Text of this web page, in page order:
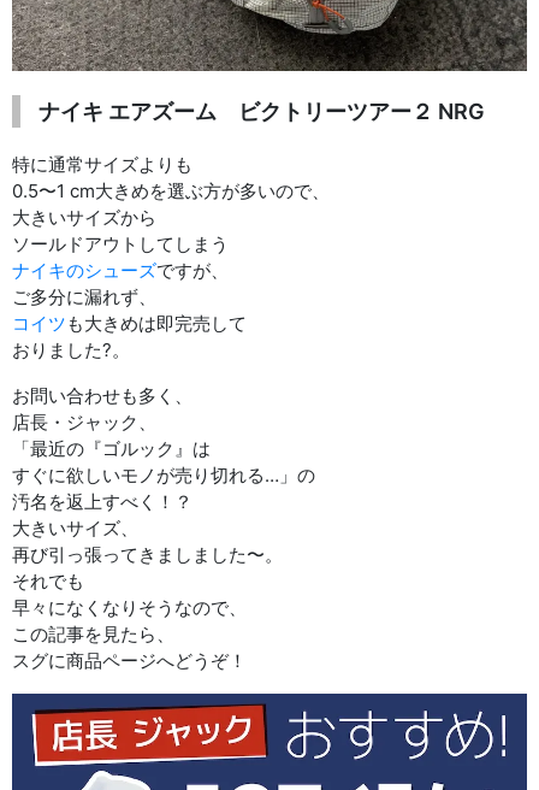
ナイキ エアズーム ビクトリーツアー２ NRG
特に通常サイズよりも
0.5〜1 cm大きめを選ぶ方が多いので、
大きいサイズから
ソールドアウトしてしまう
ナイキのシューズですが、
ご多分に漏れず、
コイツ も大きめは即完売して
おりました?。
お問い合わせも多く、
店長・ジャック、
「最近の『ゴルック』は
すぐに欲しいモノが売り切れる…」の
汚名を返上すべく！？
大きいサイズ、
再び引っ張ってきましました〜。
それでも
早々になくなりそうなので、
この記事を見たら、
スグに商品ページへどうぞ！